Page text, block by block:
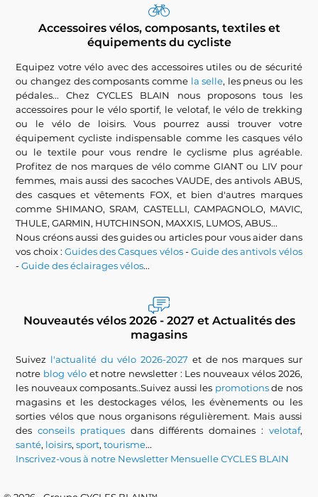
Accessoires vélos, composants, textiles et
équipements du cycliste
Equipez votre vélo avec des accessoires utiles ou de sécurité
ou changez des composants comme la selle, les pneus ou les
pédales... Chez CYCLES BLAIN nous proposons tous les
accessoires pour le vélo sportif, le velotaf, le vélo de trekking
ou le vélo de loisirs. Vous pourrez aussi trouver votre
équipement cycliste indispensable comme les casques vélo
ou le textile pour vous rendre le cyclisme plus agréable.
Profitez de nos marques de vélo comme GIANT ou LIV pour
femmes, mais aussi des sacoches VAUDE, des antivols ABUS,
des casques et vêtements FOX, et bien d'autres marques
comme SHIMANO, SRAM, CASTELLI, CAMPAGNOLO, MAVIC,
THULE, GARMIN, HUTCHINSON, MAXXIS, LUMOS, ABUS...
Nous créons aussi des guides ou articles pour vous aider dans
vos choix :Guides des Casques vélos-Guide des antivols vélos
-Guide des éclairages vélos...
Nouveautés vélos 2026 - 2027 et Actualités des
magasins
Suivez l'actualité du vélo 2026-2027 et de nos marques sur
notre blog véloet notre newsletter : Les nouveaux vélos 2026,
les nouveaux composants..Suivez aussi les promotionsde nos
magasins et les destockages vélos, les évènements ou les
sorties vélos que nous organisons régulièrement. Mais aussi
desconseils pratiques dans différents domaines : velotaf,
santé, loisirs,sport,tourisme...
Inscrivez-vous à notre Newsletter Mensuelle CYCLES BLAIN